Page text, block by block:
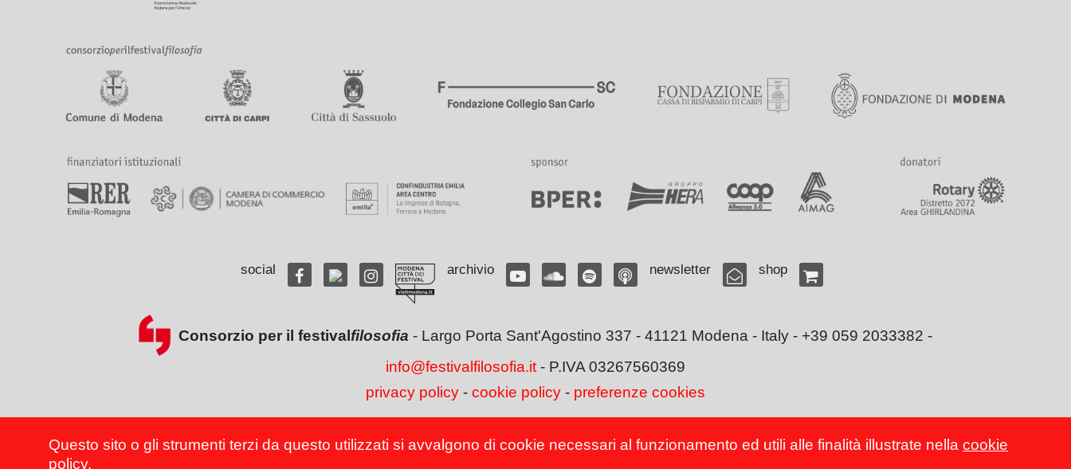
social archivio newsletter shop
Consorzio per il festivalfilosofia - Largo Porta Sant'Agostino 337 - 41121 Modena - Italy - +39 059 2033382 -
info@festivalfilosofia.it - P.IVA 03267560369
privacy policy - cookie policy - preferenze cookies
Questo sito o gli strumenti terzi da questo utilizzati si avvalgono di cookie necessari al funzionamento ed utili alle finalità illustrate nella cookie
policy.